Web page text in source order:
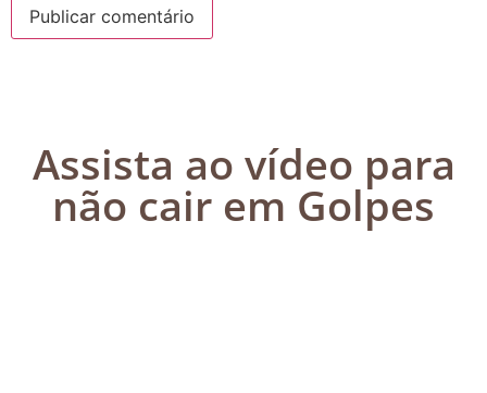
Assista ao vídeo para
não cair em Golpes